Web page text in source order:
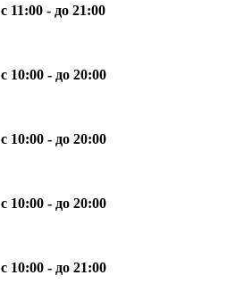
с 11:00 - до 21:00
с 10:00 - до 20:00
с 10:00 - до 20:00
с 10:00 - до 20:00
с 10:00 - до 21:00